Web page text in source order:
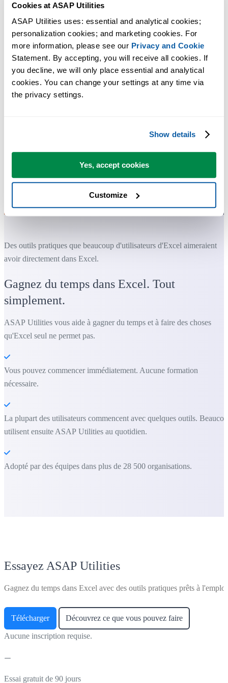
Cookies at ASAP Utilities
ASAP Utilities uses: essential and analytical cookies;
personalization cookies; and marketing cookies. For
more information, please see our Privacy and Cookie
Statement. By accepting, you will receive all cookies. If
you decline, we will only place essential and analytical
cookies. You can change your settings at any time via
the privacy settings.
Show details
Yes, accept cookies
Customize
Des outils pratiques que beaucoup d'utilisateurs d'Excel aimeraient
avoir directement dans Excel.
Gagnez du temps dans Excel. Tout
simplement.
ASAP Utilities vous aide à gagner du temps et à faire des choses
qu'Excel seul ne permet pas.
Vous pouvez commencer immédiatement. Aucune formation
nécessaire.
La plupart des utilisateurs commencent avec quelques outils.
utilisent ensuite ASAP Utilities au quotidien.
Adopté par des équipes dans plus de 28 500 organisations.
Essayez ASAP Utilities
Gagnez du temps dans Excel avec des outils pratiques prêts à
Télécharger Découvrez ce que vous pouvez faire
Aucune inscription requise.
Essai gratuit de 90 jours